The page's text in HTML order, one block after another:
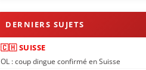
🇨🇭 SUISSE
OL : coup dingue confirmé en Suisse